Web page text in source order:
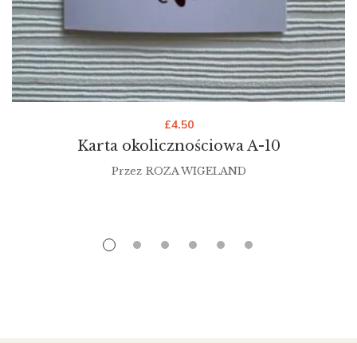
Karta okolicznościowa A-10
£4.50
Przez ROZA WIGELAND